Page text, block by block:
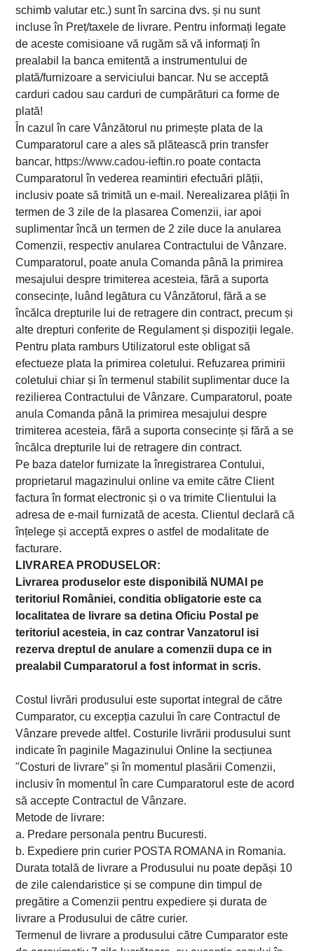
schimb valutar etc.) sunt în sarcina dvs. și nu sunt
incluse în Preț/taxele de livrare. Pentru informați legate
de aceste comisioane vă rugăm să vă informați în
prealabil la banca emitentă a instrumentului de
plată/furnizoare a serviciului bancar. Nu se acceptă
carduri cadou sau carduri de cumpărături ca forme de
plată!
În cazul în care Vânzătorul nu primește plata de la
Cumparatorul care a ales să plătească prin transfer
bancar, https://www.cadou-ieftin.ro poate contacta
Cumparatorul în vederea reamintiri efectuări plății,
inclusiv poate să trimită un e-mail. Nerealizarea plății în
termen de 3 zile de la plasarea Comenzii, iar apoi
suplimentar încă un termen de 2 zile duce la anularea
Comenzii, respectiv anularea Contractului de Vânzare.
Cumparatorul, poate anula Comanda până la primirea
mesajului despre trimiterea acesteia, fără a suporta
consecințe, luând legătura cu Vânzătorul, fără a se
încălca drepturile lui de retragere din contract, precum și
alte drepturi conferite de Regulament și dispoziții legale.
Pentru plata ramburs Utilizatorul este obligat să
efectueze plata la primirea coletului. Refuzarea primirii
coletului chiar și în termenul stabilit suplimentar duce la
rezilierea Contractului de Vânzare. Cumparatorul, poate
anula Comanda până la primirea mesajului despre
trimiterea acesteia, fără a suporta consecințe și fără a se
încălca drepturile lui de retragere din contract.
Pe baza datelor furnizate la înregistrarea Contului,
proprietarul magazinului online va emite către Client
factura în format electronic și o va trimite Clientului la
adresa de e-mail furnizată de acesta. Clientul declară că
înțelege și acceptă expres o astfel de modalitate de
facturare.
LIVRAREA PRODUSELOR:
Livrarea produselor este disponibilă NUMAI pe
teritoriul României, conditia obligatorie este ca
localitatea de livrare sa detina Oficiu Postal pe
teritoriul acesteia, in caz contrarVanzatorul isi
rezerva dreptul de anulare a comenzii dupa ce in
prealabil Cumparatorul a fost informat in scris.
Costul livrări produsului este suportat integral de către
Cumparator, cu excepția cazului în care Contractul de
Vânzare prevede altfel. Costurile livrării produsului sunt
indicate în paginile Magazinului Online la secțiunea
"Costuri de livrare” și în momentul plasării Comenzii,
inclusiv în momentul în care Cumparatorul este de acord
să accepte Contractul de Vânzare.
Metode de livrare:
a. Predare personala pentru Bucuresti.
b. Expediere prin curier POSTA ROMANA in Romania.
Durata totală de livrare a Produsului nu poate depăși 10
de zile calendaristice și se compune din timpul de
pregătire a Comenzii pentru expediere și durata de
livrare a Produsului de către curier.
Termenul de livrare a produsului către Cumparator este